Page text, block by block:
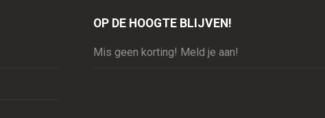
OP DE HOOGTE BLIJVEN!
Mis geen korting! Meld je aan!